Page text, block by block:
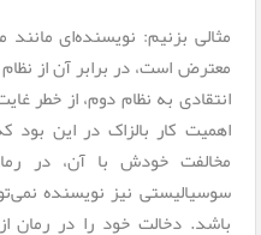
مثالی بزنیم: نویسنده‌ای
معترض است، در برابر آن از
انتقادی به نظام دوم، از خطر
اهمیت کار بالزاک در این بود
مخالفت خودش با آن، در
سوسیالیستی نیز نویسنده
باشد. دخالت خود را در رمان